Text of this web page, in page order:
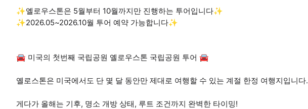
✨옐로우스톤은 5월부터 10월까지만 진행하는 투어입니다✨
✨2026.05~2026.10월 투어 예약 가능합니다✨
🚘 미국의 첫번째 국립공원 옐로우스톤 국립공원 투어 🚘
옐로스톤은 미국에서도 단 몇 달 동안만 제대로 여행할 수 있는 계절 한정 여행지입니다.
게다가 올해는 기후, 명소 개방 상태, 루트 조건까지 완벽한 타이밍!